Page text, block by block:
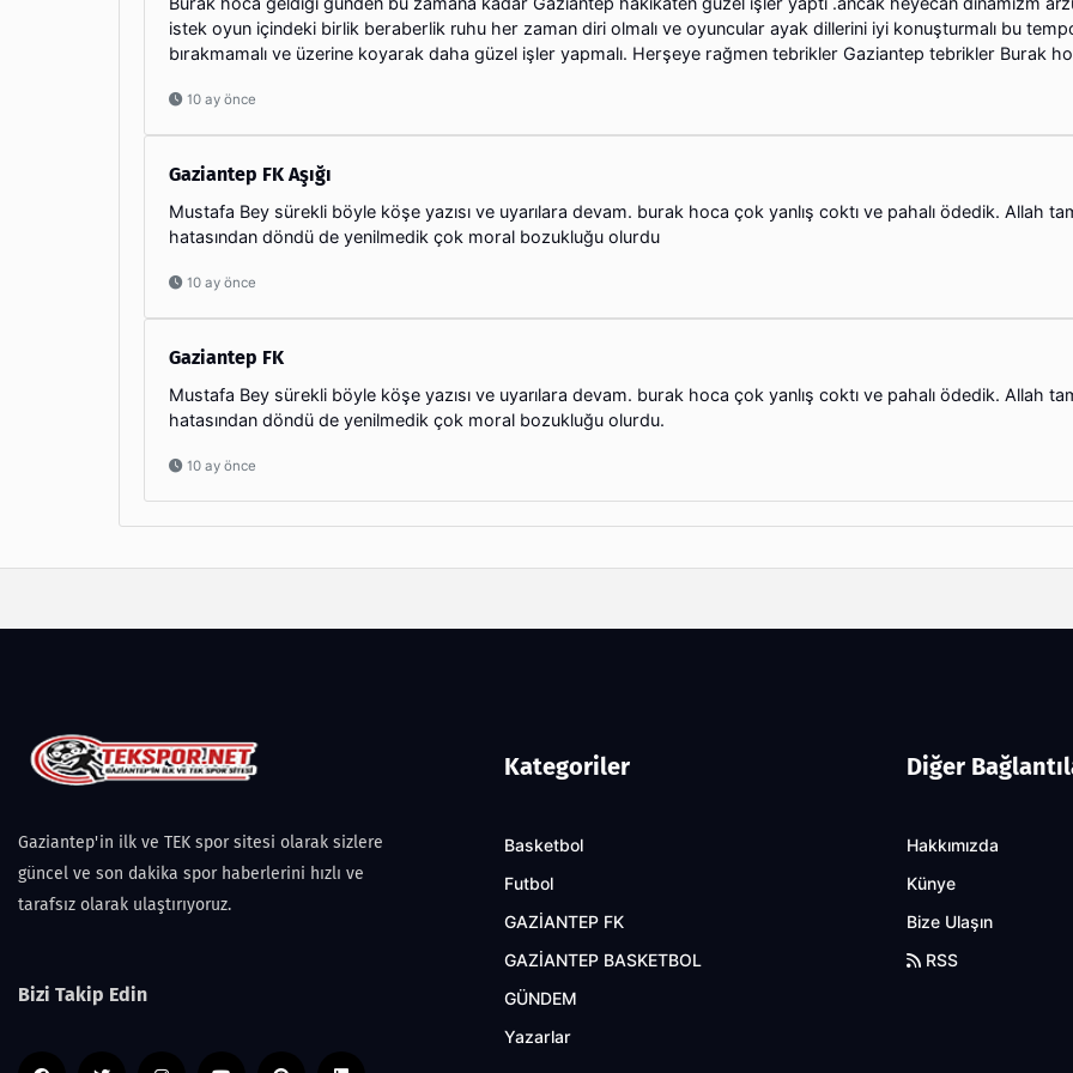
istek oyun içindeki birlik beraberlik ruhu her zaman diri olmalı ve oyuncular ayak dillerini iyi konuşturmalı bu
bırakmamalı ve üzerine koyarak daha güzel işler yapmalı. Herşeye rağmen tebrikler Gaziantep tebrikler Burak
10 ay önce
Gaziantep FK Aşığı
Mustafa Bey sürekli böyle köşe yazısı ve uyarılara devam. burak hoca çok yanlış coktı ve pahalı ödedik. Allah
hatasından döndü de yenilmedik çok moral bozukluğu olurdu
10 ay önce
Gaziantep FK
Mustafa Bey sürekli böyle köşe yazısı ve uyarılara devam. burak hoca çok yanlış coktı ve pahalı ödedik. Allah
hatasından döndü de yenilmedik çok moral bozukluğu olurdu.
10 ay önce
Gaziantep'in ilk ve TEK spor sitesi olarak sizlere
güncel ve son dakika spor haberlerini hızlı ve
tarafsız olarak ulaştırıyoruz.
Bizi Takip Edin
Kategoriler
Basketbol
Futbol
GAZİANTEP FK
GAZİANTEP BASKETBOL
GÜNDEM
Yazarlar
Diğer
Hakkımızda
Künye
Bize Ulaşın
RSS